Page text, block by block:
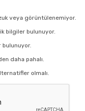
veya görüntülenemiyor.
bilgiler bulunuyor.
daha pahalı.
olmalı.